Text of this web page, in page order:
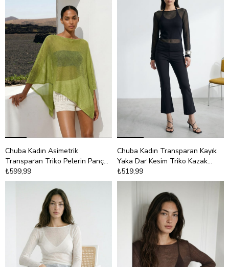
Chuba Kadın Asimetrik
Transparan Triko Pelerin Panço
Yeşil 26S3044
₺599,99
Chuba Kadın Transparan Kayık
Yaka Dar Kesim Triko Kazak
Siyah 26S3045
₺519,99